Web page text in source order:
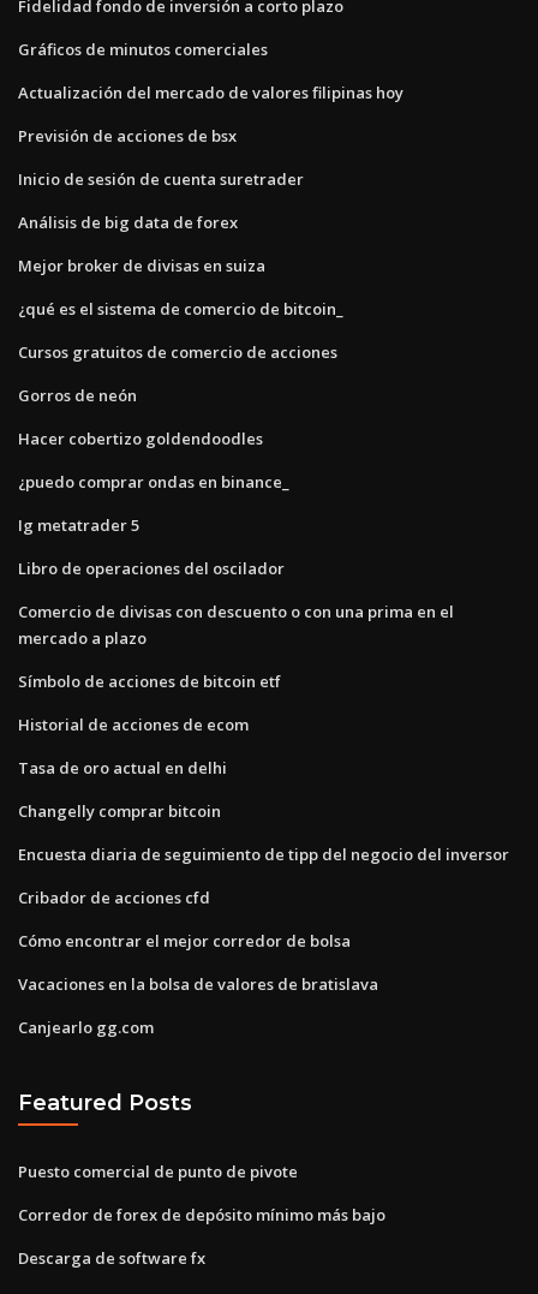
Fidelidad fondo de inversión a corto plazo
Gráficos de minutos comerciales
Actualización del mercado de valores filipinas hoy
Previsión de acciones de bsx
Inicio de sesión de cuenta suretrader
Análisis de big data de forex
Mejor broker de divisas en suiza
¿qué es el sistema de comercio de bitcoin_
Cursos gratuitos de comercio de acciones
Gorros de neón
Hacer cobertizo goldendoodles
¿puedo comprar ondas en binance_
Ig metatrader 5
Libro de operaciones del oscilador
Comercio de divisas con descuento o con una prima en el
mercado a plazo
Símbolo de acciones de bitcoin etf
Historial de acciones de ecom
Tasa de oro actual en delhi
Changelly comprar bitcoin
Encuesta diaria de seguimiento de tipp del negocio del inversor
Cribador de acciones cfd
Cómo encontrar el mejor corredor de bolsa
Vacaciones en la bolsa de valores de bratislava
Canjearlo gg.com
Featured Posts
Puesto comercial de punto de pivote
Corredor de forex de depósito mínimo más bajo
Descarga de software fx